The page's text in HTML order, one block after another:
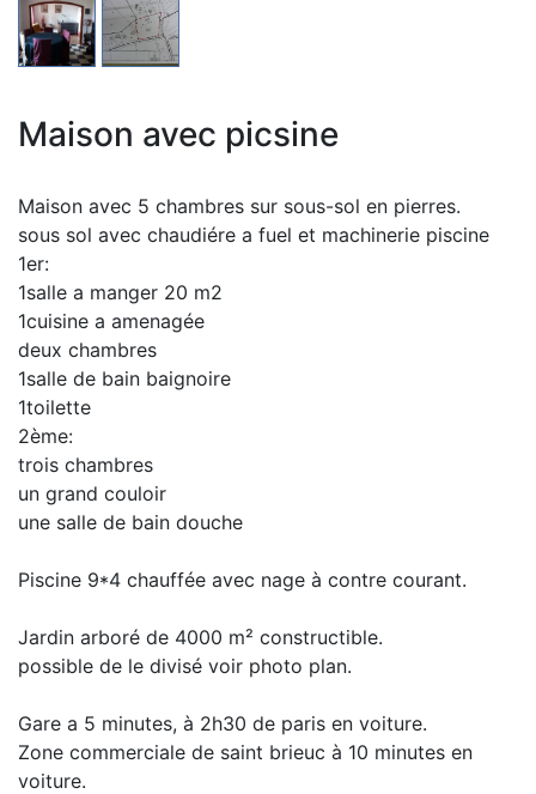
Maison avec picsine
Maison avec 5 chambres sur sous-sol en pierres.
sous sol avec chaudiére a fuel et machinerie piscine
1er:
1salle a manger 20 m2
1cuisine a amenagée
deux chambres
1salle de bain baignoire
1toilette
2ème:
trois chambres
un grand couloir
une salle de bain douche
Piscine 9*4 chauffée avec nage à contre courant.
Jardin arboré de 4000 m² constructible.
possible de le divisé voir photo plan.
Gare a 5 minutes, à 2h30 de paris en voiture.
Zone commerciale de saint brieuc à 10 minutes en
voiture.